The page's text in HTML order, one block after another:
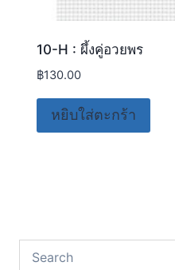
10-H : ผึ้งคู่อวยพร
฿130.00
หยิบใส่ตะกร้า